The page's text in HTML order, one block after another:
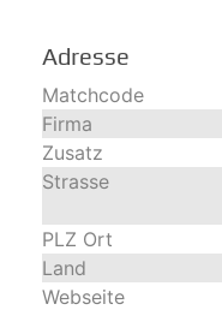
Adresse
Matchcode
Firma
Zusatz
Strasse
PLZ Ort
Land
Webseite